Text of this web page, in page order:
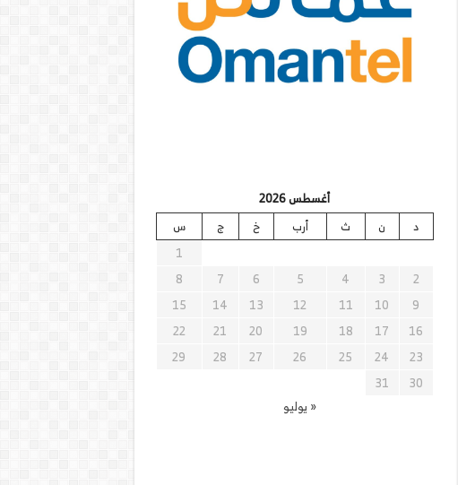
أغسطس 2026
د
ن ث أرب خ ج
س
1
2
3
4
5
6
7
8
9
10
11
12
13
14
15
16
17
18
19
20
21
22
23
24
25
26
27
28
29
30
31
« يوليو